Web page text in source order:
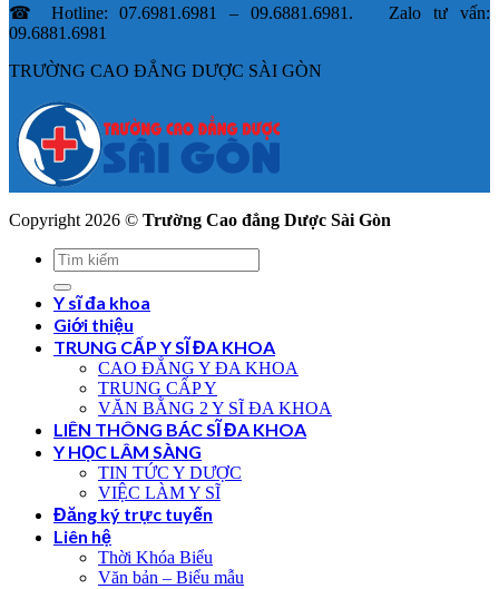
☎ Hotline: 07.6981.6981 – 09.6881.6981. Zalo tư vấn:
09.6881.6981
TRƯỜNG CAO ĐẲNG DƯỢC SÀI GÒN
Copyright 2026 © Trường Cao đẳng Dược Sài Gòn
Y sĩ đa khoa
Giới thiệu
TRUNG CẤP Y SĨ ĐA KHOA
CAO ĐẲNG Y ĐA KHOA
TRUNG CẤP Y
VĂN BẰNG 2 Y SĨ ĐA KHOA
LIÊN THÔNG BÁC SĨ ĐA KHOA
Y HỌC LÂM SÀNG
TIN TỨC Y DƯỢC
VIỆC LÀM Y SĨ
Đăng ký trực tuyến
Liên hệ
Thời Khóa Biểu
Văn bản – Biểu mẫu